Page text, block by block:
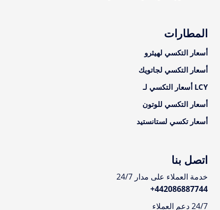
المطارات
أسعار التكسي لهيثرو
أسعار التكسي لجاتويك
LCY أسعار التكسي لـ
أسعار التكسي للوتون
أسعار تكسي لستانستيد
اتصل بنا
خدمة العملاء على مدار 24/7
+442086887744
24/7 دعم العملاء